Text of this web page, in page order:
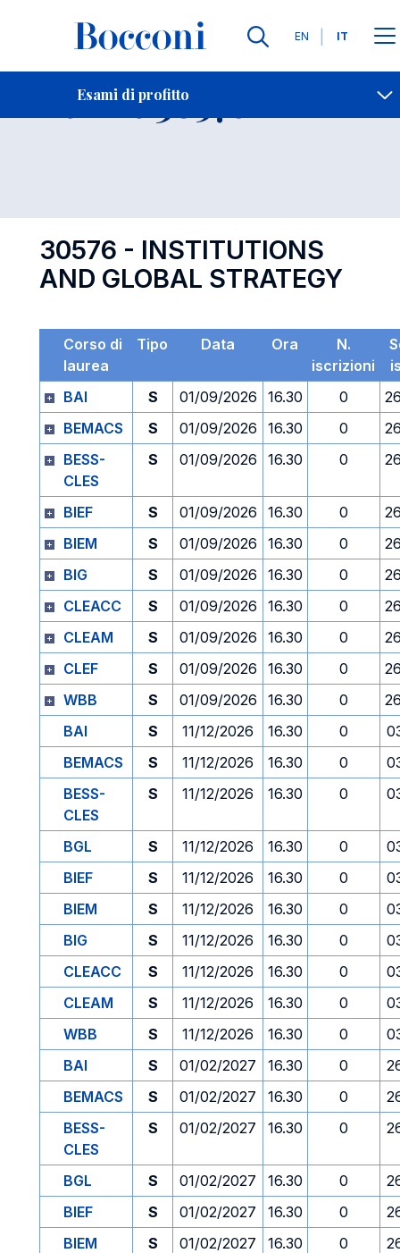
Lingue
EN IT
Esami di profitto
Contatti
Esame 30576 Open
30576 - INSTITUTIONS
AND GLOBAL STRATEGY
Corso di
laurea
Tipo Data Ora
N.
iscrizioni
BAI
S 01/09/2026 16.30 0
BEMACS
S 01/09/2026 16.30 0
BESS-
CLES
S 01/09/2026 16.30 0
BIEF S 01/09/2026 16.30 0
BIEM
S 01/09/2026 16.30 0
BIG
S 01/09/2026 16.30 0
CLEACC
S 01/09/2026 16.30 0
CLEAM
S 01/09/2026 16.30 0
CLEF
S 01/09/2026 16.30 0
WBB
S 01/09/2026 16.30 0
BAI
S 11/12/2026 16.30 0
BEMACS
S 11/12/2026 16.30 0
BESS-
CLES
S 11/12/2026 16.30 0
BGL S 11/12/2026 16.30 0
BIEF
S 11/12/2026 16.30 0
BIEM
S 11/12/2026 16.30 0
BIG
S 11/12/2026 16.30 0
CLEACC
S 11/12/2026 16.30 0
CLEAM
S 11/12/2026 16.30 0
WBB
S 11/12/2026 16.30 0
BAI
S 01/02/2027 16.30 0
BEMACS
S 01/02/2027 16.30 0
BESS-
CLES
S 01/02/2027 16.30 0
BGL S 01/02/2027 16.30 0
BIEF
S 01/02/2027 16.30 0
BIEM
S 01/02/2027 16.30 0